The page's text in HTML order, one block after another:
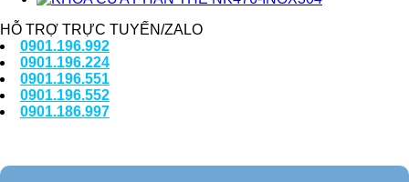
HỖ TRỢ TRỰC TUYẾN/ZALO
0901.196.992
0901.196.224
0901.196.551
0901.196.552
0901.186.997